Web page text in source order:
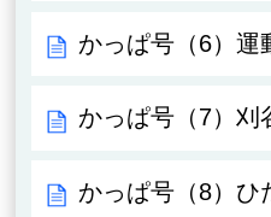
かっぱ号（6）運
かっぱ号（7）刈
かっぱ号（8）ひ